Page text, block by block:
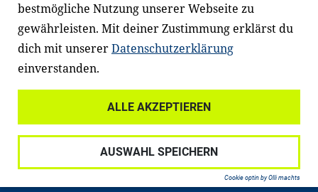
Newsletter Instagram
Facebook LinkedIn
Datenschutz
Haftungsausschluss
Impressum
bestmögliche Nutzung unserer Webseite zu
gewährleisten. Mit deiner Zustimmung erklärst du
dich mit unsererDatenschutzerklärung
einverstanden.
ALLE AKZEPTIEREN
AUSWAHL SPEICHERN
Cookie optin by Olli machts